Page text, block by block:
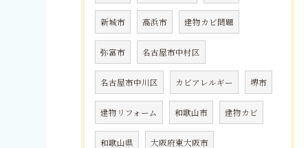
新城市 高浜市 建物カビ問題
弥富市 名古屋市中村区
名古屋市中川区 カビアレルギー 堺市
建物リフォーム 和歌山市 建物カビ
和歌山県 大阪府東大阪市